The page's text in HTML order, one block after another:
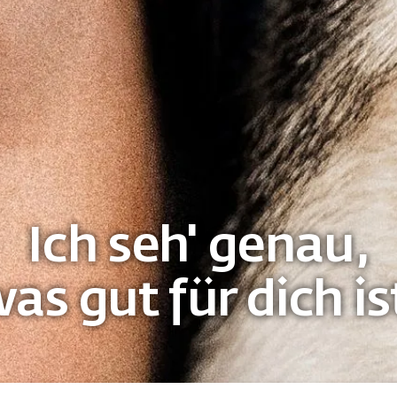
Ich seh' genau,
gut für dich